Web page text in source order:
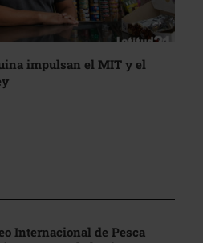
impulsan el MIT y el
Internacional de Pesca